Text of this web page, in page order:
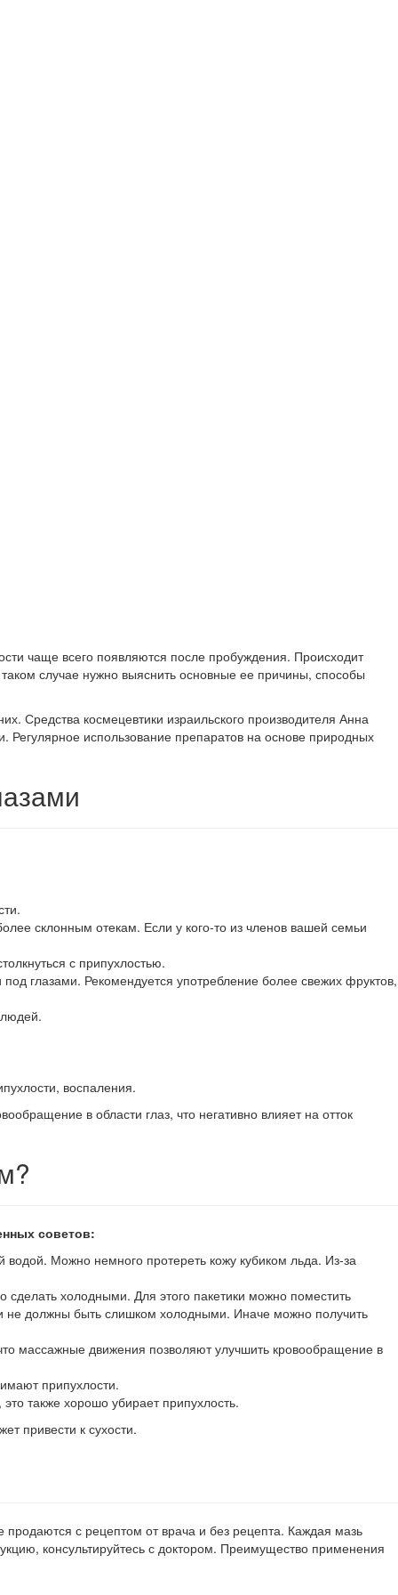
чаще всего появляются после пробуждения. Происходит
случае нужно выяснить основные ее причины, способы
Средства космецевтики израильского производителя Анна
использование препаратов на основе природных
склонным отекам. Если у кого-то из членов вашей семьи
с припухлостью.
глазами. Рекомендуется употребление более свежих фруктов,
воспаления.
в области глаз, что негативно влияет на отток
советов:
Можно немного протереть кожу кубиком льда. Из-за
холодными. Для этого пакетики можно поместить
не должны быть слишком холодными. Иначе можно получить
массажные движения позволяют улучшить кровообращение в
припухлости.
также хорошо убирает припухлость.
привести к сухости.
продаются с рецептом от врача и без рецепта. Каждая мазь
консультируйтесь с доктором. Преимущество применения